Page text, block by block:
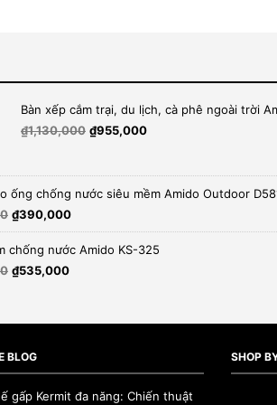
Bàn xếp cắm trại, du lịch, cà phê ngoài trời
₫1,130,000 Giá
₫1,130,000.
₫955,000Giá
là:
₫955,000.
ống chống nước siêu mềm Amido Outdoor
Giá
gốc
là:
₫390,000Giá
hiện
tại
chống nước Amido KS-325
Giá
₫535,000Giá
BLOG
gấp Kermit đa năng: Chiến thuật
SHOP